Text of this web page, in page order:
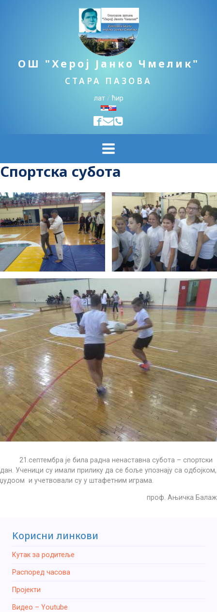
ОШ "Херој Јанко Чмелик"
СТАРА ПАЗОВА
лат/ћир
Спортска субота
21.септембра је била радна ненаставна субота – спортски
дан. Ученици су имали прилику да се боље упознају са одбојком,
џудоом и учетвовали су у штафетним играма.
проф. Ањичка Балаж
Kорисни линкови
Кутак за родитеље
Распоред часова
Пројекти
Видео – Youtube